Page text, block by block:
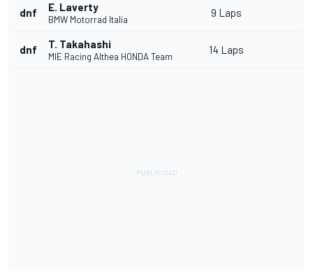
dnf E. Laverty
BMW Motorrad Italia
9 Laps
dnf T. Takahashi
MIE Racing Althea HONDA Team
14 Laps